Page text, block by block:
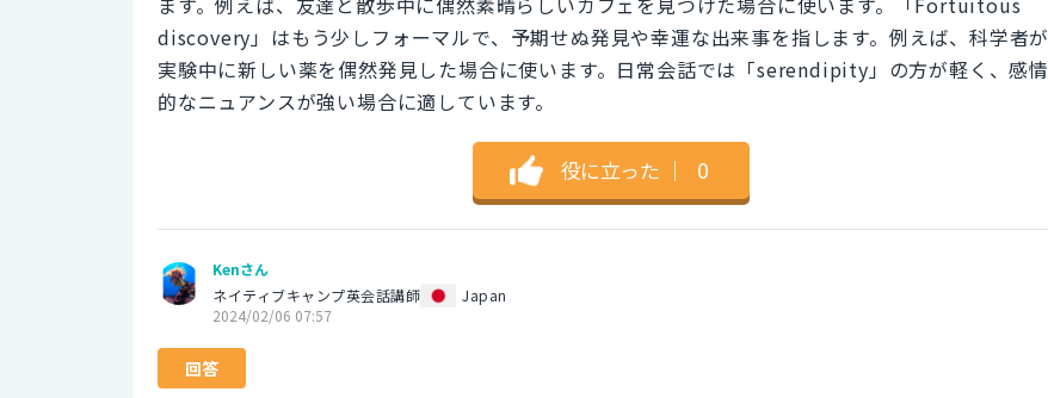
discovery」はもう少しフォーマルで、予期せぬ発見や幸運な出来事を指します。例えば、科学者が
実験中に新しい薬を偶然発見した場合に使います。日常会話では「serendipity」の方が軽く、感情
的なニュアンスが強い場合に適しています。
役に立った ｜ 0
Kenさん
ネイティブキャンプ英会話講師
Japan
2024/02/06 07:57
回答